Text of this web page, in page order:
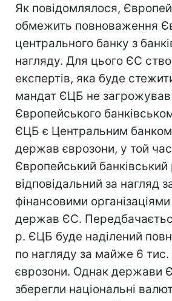
Як повідомлялося,
обмежить повноваження
центрального банку з
нагляду. Для цього ЄС
експертів, яка буде
мандат ЄЦБ не загрожував
Європейського
ЄЦБ є Центральним
держав єврозони, у той
Європейський банківський
відповідальний за нагляд
фінансовими організаціями
держав ЄС.
р. ЄЦБ буде наділений
по нагляду за майже 6
єврозони. Однак держави
зберегли національні